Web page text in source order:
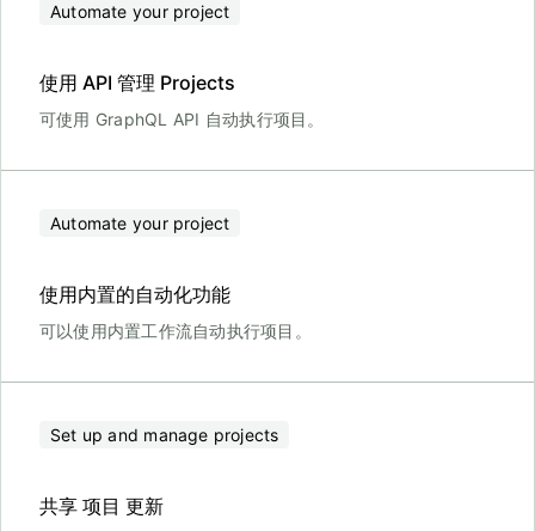
Automate your project
使用 API 管理 Projects
可使用 GraphQL API 自动执行项目。
Automate your project
使用内置的自动化功能
可以使用内置工作流自动执行项目。
Set up and manage projects
共享 项目 更新